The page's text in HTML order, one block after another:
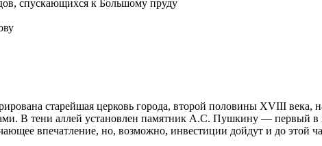
спускающихся к Большому пруду
старейшая церковь города, второй половины XVIII века,
В тени аллей установлен памятник А.С. Пушкину — первый в
впечатление, но, возможно, инвестиции дойдут и до этой